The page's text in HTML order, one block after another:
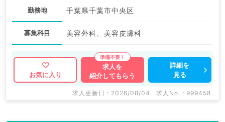
勤務地 千葉県千葉市中央区
募集科目 美容外科、美容皮膚科
お気に入り
求人を
紹介してもらう
詳細を
見る
求人更新日 : 2026/08/04 求人No. : 999458